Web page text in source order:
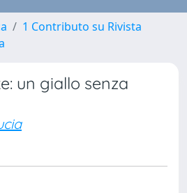
1 Contributo su Rivista
un giallo senza